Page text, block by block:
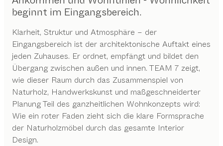
beginnt im Eingangsbereich.
Klarheit, Struktur und Atmosphäre – der
Eingangsbereich ist der architektonische Auftakt eines
jeden Zuhauses. Er ordnet, empfängt und bildet den
Übergang zwischen außen und innen. TEAM 7 zeigt,
wie dieser Raum durch das Zusammenspiel von
Naturholz, Handwerkskunst und maßgeschneiderter
Planung Teil des ganzheitlichen Wohnkonzepts wird:
Wie ein roter Faden zieht sich die klare Formsprache
der Naturholzmöbel durch das gesamte Interior
Design.